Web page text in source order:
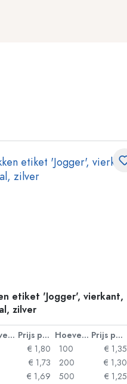
etiket 'Jogger', vierkant,
zilver
Hoeveelheid Prijs per eenheid Hoeveelheid
Prijs per eenheid
€ 1,80
€ 1,73
€ 1,69
100
€ 1,35
200
€ 1,30
500
€ 1,25